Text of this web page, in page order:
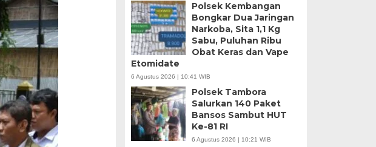
Polsek Kembangan
Bongkar Dua Jaringan
Narkoba, Sita 1,1 Kg
Sabu, Puluhan Ribu
Obat Keras dan Vape
Etomidate
6 Agustus 2026 | 10:41 WIB
Polsek Tambora
Salurkan 140 Paket
Bansos Sambut HUT
Ke-81 RI
6 Agustus 2026 | 10:21 WIB